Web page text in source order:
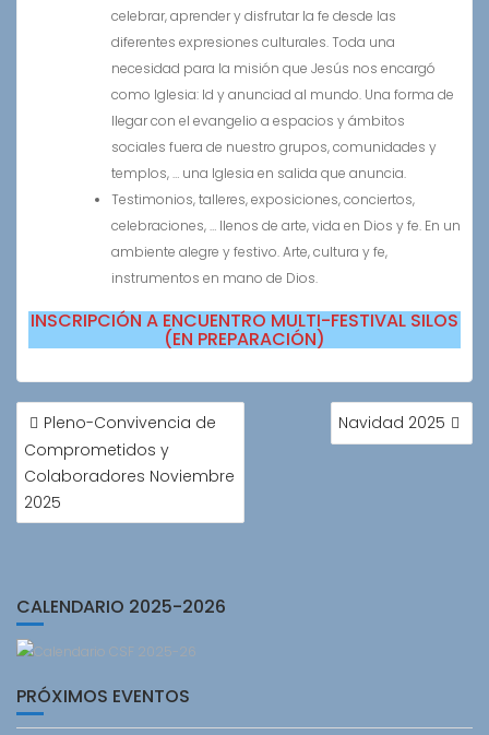
celebrar, aprender y disfrutar la fe desde las
diferentes expresiones culturales. Toda una
necesidad para la misión que Jesús nos encargó
como Iglesia: Id y anunciad al mundo. Una forma de
llegar con el evangelio a espacios y ámbitos
sociales fuera de nuestro grupos, comunidades y
templos, … una Iglesia en salida que anuncia.
Testimonios, talleres, exposiciones, conciertos,
celebraciones, … llenos de arte, vida en Dios y fe. En un
ambiente alegre y festivo. Arte, cultura y fe,
instrumentos en mano de Dios.
INSCRIPCIÓN A ENCUENTRO MULTI-FESTIVAL SILOS
(EN PREPARACIÓN)
NAVEGACIÓN
DE
ENTRADAS
Pleno-Convivencia de
Comprometidos y
Colaboradores Noviembre
2025
Navidad 2025
CALENDARIO 2025-2026
PRÓXIMOS EVENTOS